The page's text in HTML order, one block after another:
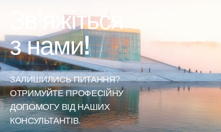
Звʼяжіться
з нами!
ЗАЛИШИЛИСЬ ПИТАННЯ?
ОТРИМУЙТЕ ПРОФЕСІЙНУ
ДОПОМОГУ ВІД НАШИХ
КОНСУЛЬТАНТІВ.